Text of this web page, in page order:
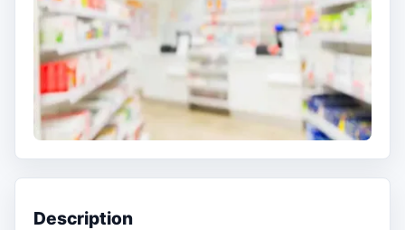
Description